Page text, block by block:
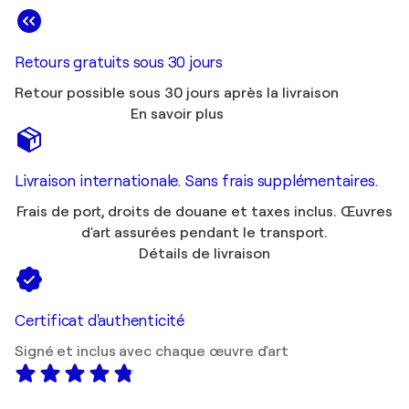
Retours gratuits sous 30 jours
Retour possible sous 30 jours après la livraison
En savoir plus
Livraison internationale. Sans frais supplémentaires.
Frais de port, droits de douane et taxes inclus. Œuvres
d'art assurées pendant le transport.
Détails de livraison
Certificat d'authenticité
Signé et inclus avec chaque œuvre d'art